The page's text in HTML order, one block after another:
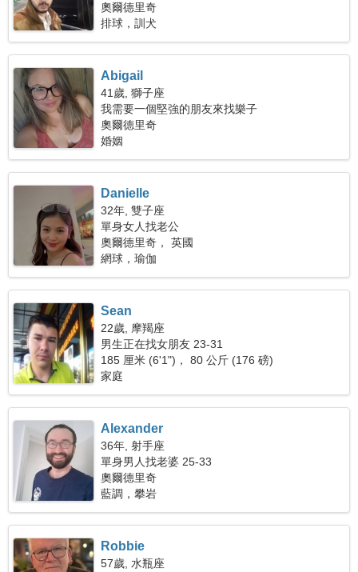
奧爾德里奇
排球，訓犬
Abigail
41歲, 獅子座
我需要一個堅強的朋友來找樂子
奧爾德里奇
婚姻
Danielle
32年, 雙子座
單身女人找老公
奧爾德里奇， 英國
網球，瑜伽
Sean
22歲, 摩羯座
男生正在找女朋友 23-31
185 厘米 (6'1")， 80 公斤 (176 磅)
家庭
Alexander
36年, 射手座
單身男人找老婆 25-33
奧爾德里奇
藍調，攀岩
Robbie
57歲, 水瓶座